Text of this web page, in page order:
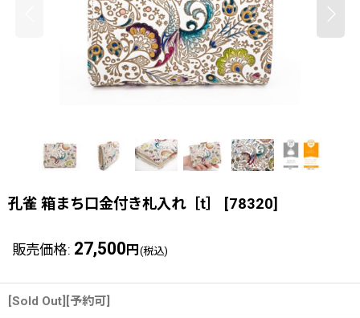
孔雀 箱まち口金付き札入れ［t］ [78320]
販売価格: 27,500 円 (税込)
[Sold Out][予約可]